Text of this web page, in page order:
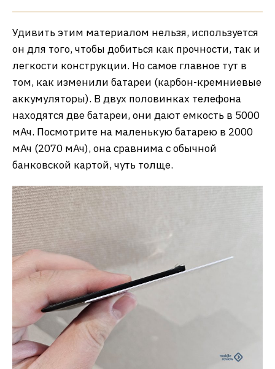
Удивить этим материалом нельзя, используется
он для того, чтобы добиться как прочности, так и
легкости конструкции. Но самое главное тут в
том, как изменили батареи (карбон-кремниевые
аккумуляторы). В двух половинках телефона
находятся две батареи, они дают емкость в 5000
мАч. Посмотрите на маленькую батарею в 2000
мАч (2070 мАч), она сравнима с обычной
банковской картой, чуть толще.